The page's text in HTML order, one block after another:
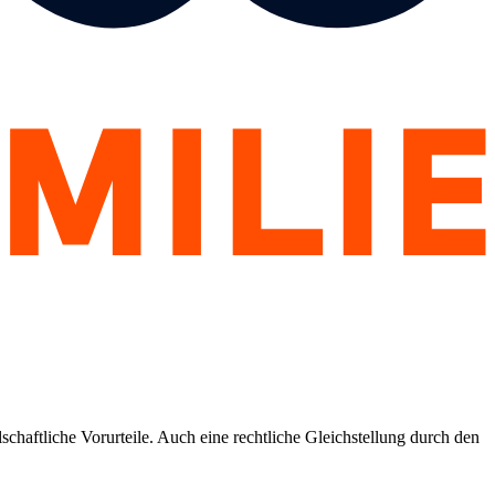
Vorurteile. Auch eine rechtliche Gleichstellung durch den